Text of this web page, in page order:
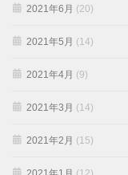
2021年6月 (20)
2021年5月 (14)
2021年4月 (9)
2021年3月 (14)
2021年2月 (15)